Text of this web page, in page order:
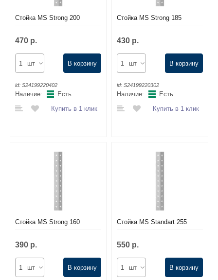
Стойка MS Strong 200
470 р.
шт В корзину
id: S24199220402
Наличие:
Есть
Купить в 1 клик
Стойка MS Strong 185
430 р.
шт В корзину
id: S24199220302
Наличие:
Есть
Купить в 1 клик
Стойка MS Strong 160
390 р.
шт В корзину
Стойка MS Standart 255
550 р.
шт В корзину